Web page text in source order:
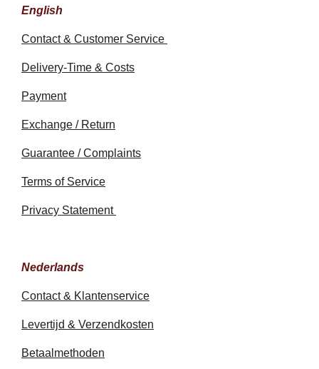
English
Contact & Customer Service
Delivery-Time & Costs
Payment
Exchange / Return
Guarantee / Complaints
Terms of Service
Privacy Statement
Nederlands
Contact & Klantenservice
Levertijd & Verzendkosten
Betaalmethoden